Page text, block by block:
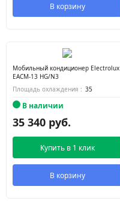
В корзину
Мобильный кондиционер Electrolux
EACM-13 HG/N3
Площадь охлаждения : 35
В наличии
35 340 руб.
Купить в 1 клик
В корзину